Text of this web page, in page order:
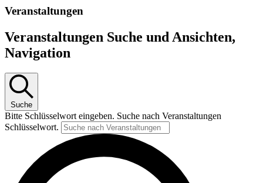
Veranstaltungen
Veranstaltungen Suche und Ansichten,
Navigation
Suche
Bitte Schlüsselwort eingeben. Suche nach Veranstaltungen
Schlüsselwort.